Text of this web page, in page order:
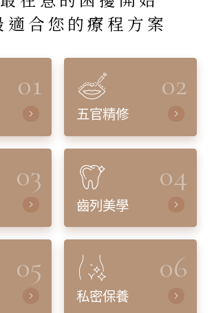
適合您的療程方案
01 02
五官精修
03 04
齒列美學
05 06
私密保養